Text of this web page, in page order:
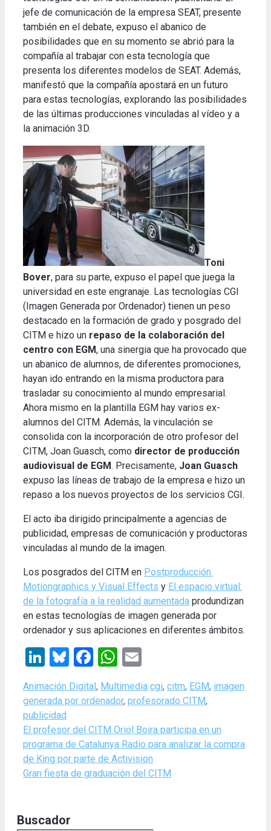
jefe de comunicación de la empresa SEAT, presente
también en el debate, expuso el abanico de
posibilidades que en su momento se abrió para la
compañía al trabajar con esta tecnología que
presenta los diferentes modelos de SEAT. Además,
manifestó que la compañía apostará en un futuro
para estas tecnologías, explorando las posibilidades
de las últimas producciones vinculadas al vídeo y a
la animación 3D.
Toni
Bover, para su parte, expuso el papel que juega la
universidad en este engranaje. Las tecnologías CGI
(Imagen Generada por Ordenador) tienen un peso
destacado en la formación de grado y posgrado del
CITM e hizo un repaso de la colaboración del
centro con EGM, una sinergia que ha provocado que
un abanico de alumnos, de diferentes promociones,
hayan ido entrando en la misma productora para
trasladar su conocimiento al mundo empresarial.
Ahora mismo en la plantilla EGM hay varios ex-
alumnos del CITM. Además, la vinculación se
consolida con la incorporación de otro profesor del
CITM, Joan Guasch, como director de producción
audiovisual de EGM. Precisamente, Joan Guasch
expuso las líneas de trabajo de la empresa e hizo un
repaso a los nuevos proyectos de los servicios CGI.
El acto iba dirigido principalmente a agencias de
publicidad, empresas de comunicación y productoras
vinculadas al mundo de la imagen.
Los posgrados del CITM en Postproducción.
Motiongraphics y Visual Effects y El espacio virtual:
de la fotografía a la realidad aumentada produndizan
en estas tecnologías de imagen generada por
ordenador y sus aplicaciones en diferentes ámbitos.
LinkedIn
Bluesky
Facebook
WhatsApp
Categories
Animación Digital , Multimedia Tags
cgi, citm, EGM, imagen
generada por ordenador, profesorado CITM,
publicidad
El profesor del CITM Oriol Boira participa en un
programa de Catalunya Radio para analizar la compra
de King por parte de Activision
Gran fiesta de graduación del CITM
Buscador